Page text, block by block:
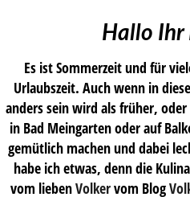
Hallo Ihr
Es ist Sommerzeit und für
Urlaubszeit. Auch wenn in
anders sein wird als früher,
in Bad Meingarten oder auf
gemütlich machen und dabei
habe ich etwas, denn die
vom liebenVolkervom Blog